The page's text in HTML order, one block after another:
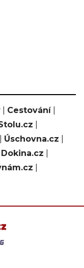
Cestování|
Úschovna.cz
Dokina.cz